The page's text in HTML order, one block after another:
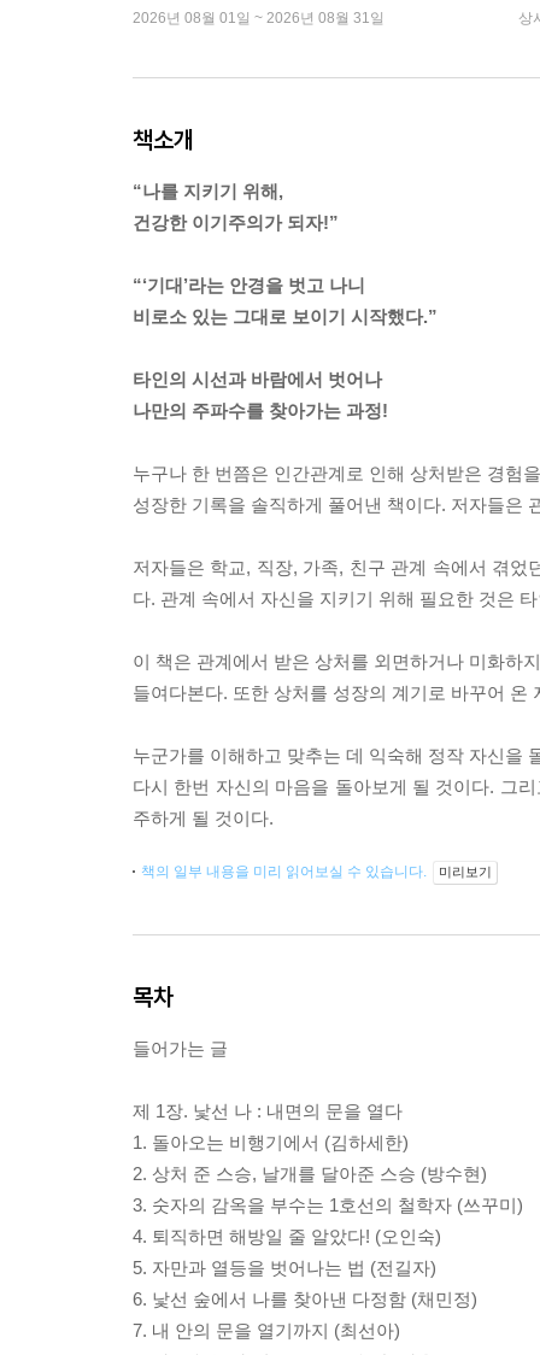
2026년 08월 01일 ~ 2026년 08월 31일 상
책소개
“나를 지키기 위해,
건강한 이기주의가 되자!”
“‘기대’라는 안경을 벗고 나니
비로소 있는 그대로 보이기 시작했다.”
타인의 시선과 바람에서 벗어나
나만의 주파수를 찾아가는 과정!
누구나 한 번쯤은 인간관계로 인해 상처받은 경험
성장한 기록을 솔직하게 풀어낸 책이다. 저자들은
저자들은 학교, 직장, 가족, 친구 관계 속에서 겪
다. 관계 속에서 자신을 지키기 위해 필요한 것은
이 책은 관계에서 받은 상처를 외면하거나 미화하
들여다본다. 또한 상처를 성장의 계기로 바꾸어
누군가를 이해하고 맞추는 데 익숙해 정작 자신을
다시 한번 자신의 마음을 돌아보게 될 것이다. 그
주하게 될 것이다.
책의 일부 내용을 미리 읽어보실 수 있습니다. 미리보기
목차
들어가는 글
제 1장. 낯선 나 : 내면의 문을 열다
1. 돌아오는 비행기에서 (김하세한)
2. 상처 준 스승, 날개를 달아준 스승 (방수현)
3. 숫자의 감옥을 부수는 1호선의 철학자 (쓰꾸미)
4. 퇴직하면 해방일 줄 알았다! (오인숙)
5. 자만과 열등을 벗어나는 법 (전길자)
6. 낯선 숲에서 나를 찾아낸 다정함 (채민정)
7. 내 안의 문을 열기까지 (최선아)